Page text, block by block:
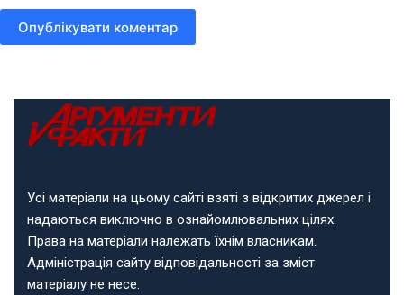
Опублікувати коментар
Усі матеріали на цьому сайті взяті з відкритих джерел і
надаються виключно в ознайомлювальних цілях.
Права на матеріали належать їхнім власникам.
Адміністрація сайту відповідальності за зміст
матеріалу не несе.